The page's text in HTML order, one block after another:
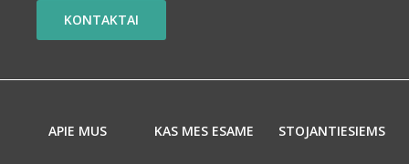
KONTAKTAI
APIE MUS KAS MES ESAME STOJANTIESIEMS